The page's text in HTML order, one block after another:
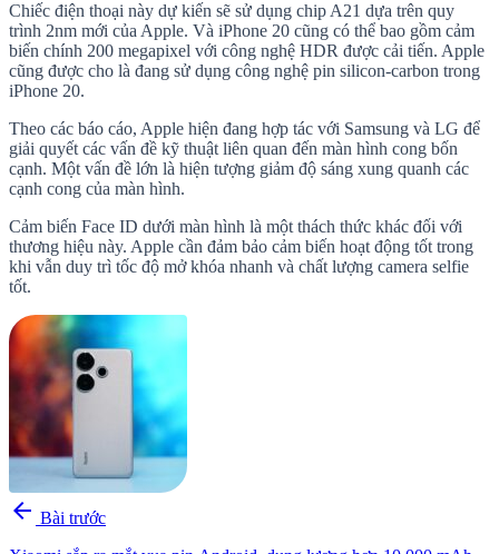
Chiếc điện thoại này dự kiến ​​sẽ sử dụng chip A21 dựa trên quy
trình 2nm mới của Apple. Và iPhone 20 cũng có thể bao gồm cảm
biến chính 200 megapixel với công nghệ HDR được cải tiến. Apple
cũng được cho là đang sử dụng công nghệ pin silicon-carbon trong
iPhone 20.
Theo các báo cáo, Apple hiện đang hợp tác với Samsung và LG để
giải quyết các vấn đề kỹ thuật liên quan đến màn hình cong bốn
cạnh. Một vấn đề lớn là hiện tượng giảm độ sáng xung quanh các
cạnh cong của màn hình.
Cảm biến Face ID dưới màn hình là một thách thức khác đối với
thương hiệu này. Apple cần đảm bảo cảm biến hoạt động tốt trong
khi vẫn duy trì tốc độ mở khóa nhanh và chất lượng camera selfie
tốt.
arrow_back Bài trước